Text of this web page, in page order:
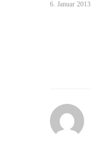
6. Januar 2013